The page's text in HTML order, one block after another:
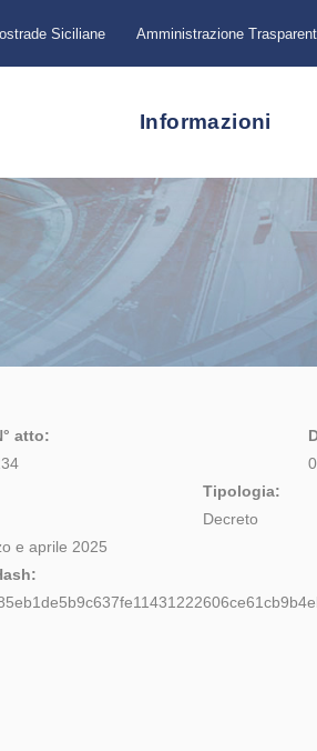
Siciliane Amministrazione
Informazioni
atto:
Tipologia:
Decreto
e aprile 2025